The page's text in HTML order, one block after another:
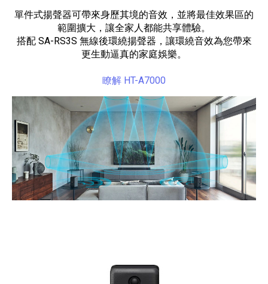
單件式揚聲器可帶來身歷其境的音效，並將最佳效果區的
範圍擴大，讓全家人都能共享體驗。
搭配 SA-RS3S 無線後環繞揚聲器，讓環繞音效為您帶來
更生動逼真的家庭娛樂。
瞭解 HT-A7000